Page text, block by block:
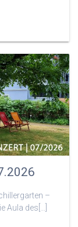
–
Aula des[…]